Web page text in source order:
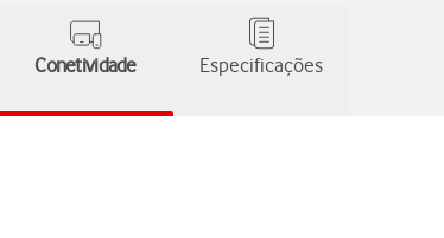
Conetividade Especificações